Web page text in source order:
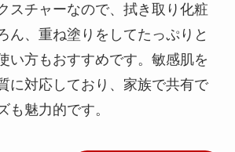
スチャーなので、拭き取り化粧
ん、重ね塗りをしてたっぷりと
い方もおすすめです。敏感肌を
に対応しており、家族で共有で
も魅力的です。